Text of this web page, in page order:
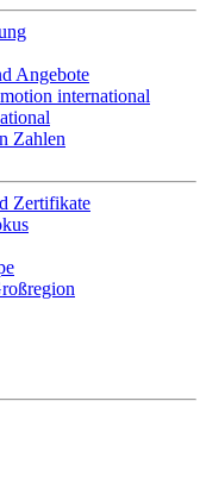
Angebote
international
Zahlen
Zertifikate